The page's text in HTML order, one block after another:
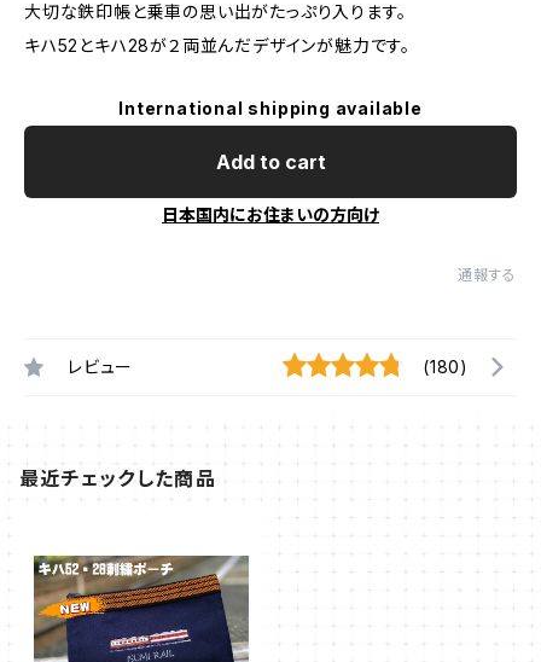
大切な鉄印帳と乗車の思い出がたっぷり入ります。
キハ52とキハ28が２両並んだデザインが魅力です。
International shipping available
Add to cart
日本国内にお住まいの方向け
通報する
レビュー (180)
最近チェックした商品